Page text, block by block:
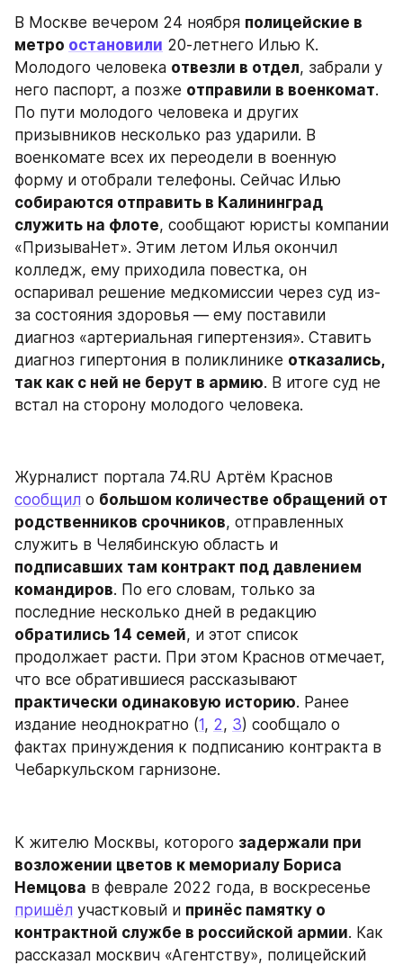
В Москве вечером 24 ноября полицейские в
метро остановили 20-летнего Илью К.
Молодого человека отвезли в отдел, забрали у
него паспорт, а позже отправили в военкомат.
По пути молодого человека и других
призывников несколько раз ударили. В
военкомате всех их переодели в военную
собираются отправить в Калининград
служить на флоте, сообщают юристы компании
«ПризываНет». Этим летом Илья окончил
колледж, ему приходила повестка, он
оспаривал решение медкомиссии через суд из-
за состояния здоровья — ему поставили
диагноз «артериальная гипертензия». Ставить
диагноз гипертония в поликлинике отказались,
так как с ней не берут в армию. В итоге суд не
встал на сторону молодого человека.
сообщил о большом количестве обращений от
родственников срочников, отправленных
подписавших там контракт под давлением
командиров. По его словам, только за
обратились 14 семей, и этот список
продолжает расти. При этом Краснов отмечает,
практически одинаковую историю. Ранее
издание неоднократно (1, 2, 3) сообщало о
фактах принуждения к подписанию контракта в
Чебаркульском гарнизоне.
К жителю Москвы, которого задержали при
возложении цветов к мемориалу Бориса
Немцова
пришёл участковый и принёс памятку о
контрактной службе в российской армии. Как
рассказал москвич «Агентству», полицейский